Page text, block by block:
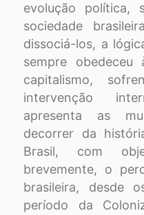
evolução política,
sociedade
dissociá-los, a
sempre
capitalismo,
intervenção
apresenta as
decorrer da
Brasil, com
brevemente, o
brasileira, desde
período da